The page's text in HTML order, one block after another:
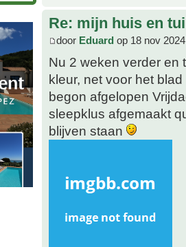
Re: mijn huis en
door Eduard op 18 nov
Nu 2 weken verder en
kleur, net voor het
begon afgelopen
sleepklus afgemaakt
blijven staan